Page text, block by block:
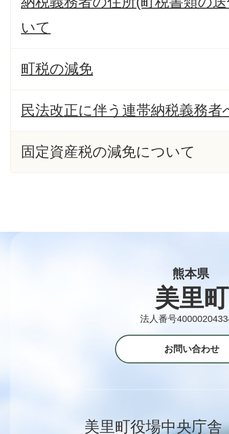
いて
町税の減免
民法改正に伴う連帯納税義務
固定資産税の減免について
熊本県
美里町
法人番号
お問い合わせ
美里町役場中央庁舎